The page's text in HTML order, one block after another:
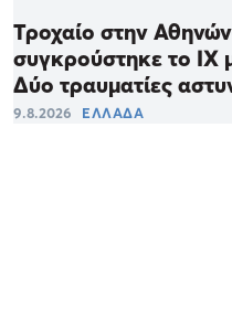
Τροχαίο στην
συγκρούστηκε το ΙΧ
Δύο τραυματίες
9.8.2026 ΕΛΛΑΔΑ